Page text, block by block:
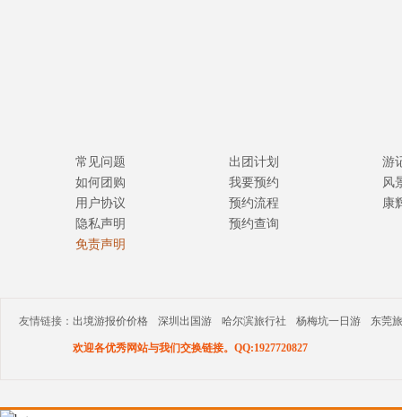
常见问题
如何团购
用户协议
隐私声明
免责声明
出团计划
我要预约
预约流程
预约查询
游
风
康
友情链接： 出境游报价价格 深圳出国游 哈尔滨旅行社 杨梅坑一日游 东莞
欢迎各优秀网站与我们交换链接。QQ:1927720827